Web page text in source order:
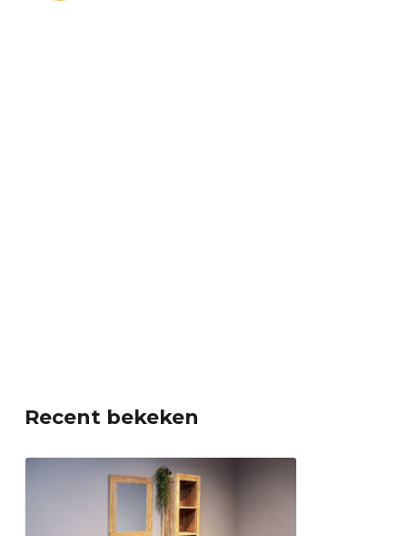
Badkamerkast hoogte
Recent bekeken